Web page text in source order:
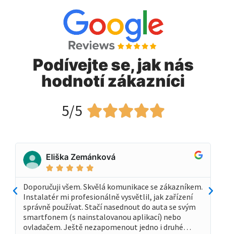
Podívejte se, jak nás
hodnotí zákazníci
5/5 
Eliška Zemánková
    
Doporučuji všem. Skvělá komunikace se zákazníkem.
Instalatér mi profesionálně vysvětlil, jak zařízení
správně používat. Stačí nasednout do auta se svým
smartfonem (s nainstalovanou aplikací) nebo
ovladačem. Ještě nezapomenout jedno i druhé…